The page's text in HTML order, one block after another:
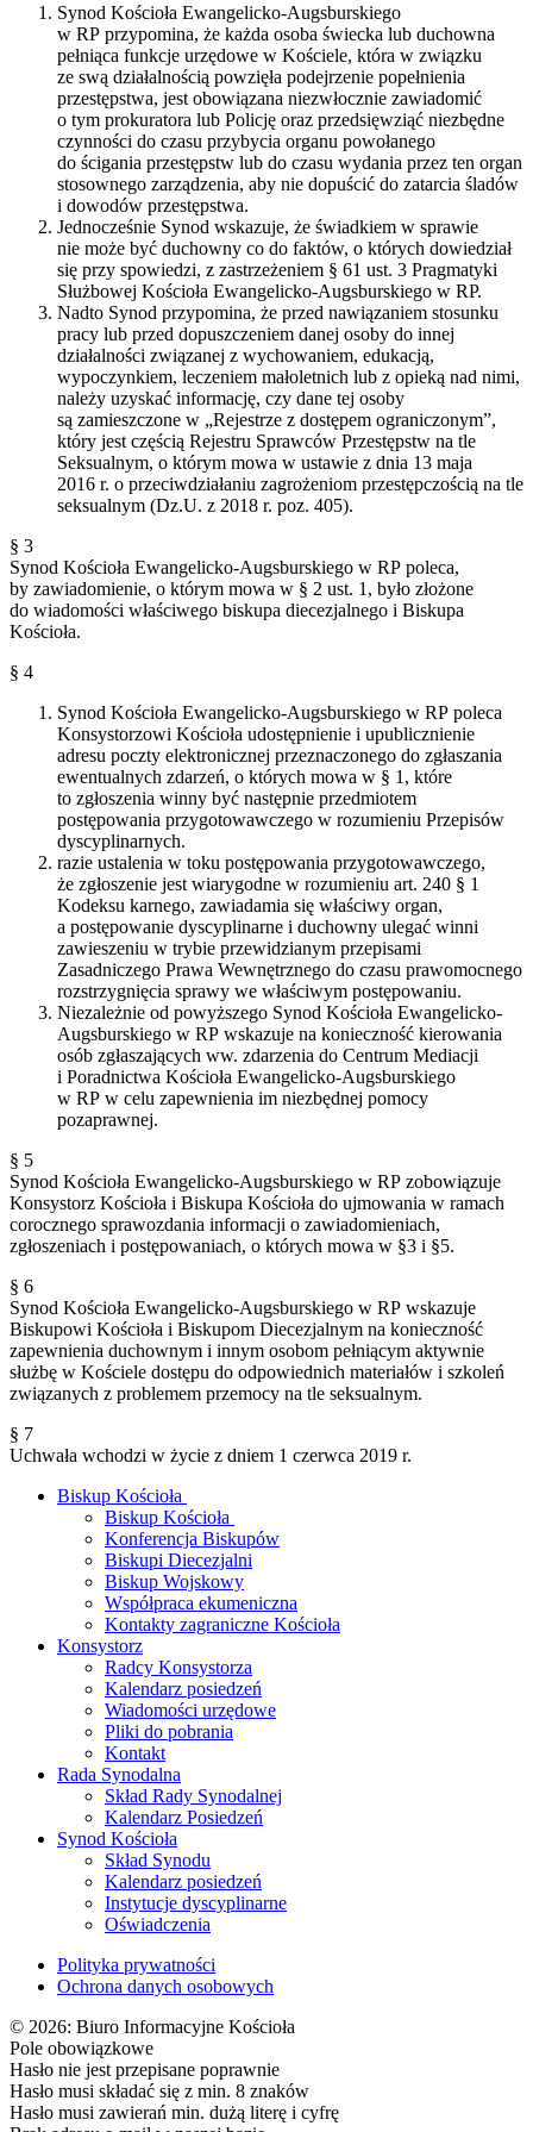
Synod Kościoła Ewangelicko-Augsburskiego
w RP przypomina, że każda osoba świecka lub duchowna
pełniąca funkcje urzędowe w Kościele, która w związku
ze swą działalnością powzięła podejrzenie popełnienia
przestępstwa, jest obowiązana niezwłocznie zawiadomić
o tym prokuratora lub Policję oraz przedsięwziąć niezbędne
czynności do czasu przybycia organu powołanego
do ścigania przestępstw lub do czasu wydania przez ten organ
stosownego zarządzenia, aby nie dopuścić do zatarcia śladów
i dowodów przestępstwa.
Jednocześnie Synod wskazuje, że świadkiem w sprawie
nie może być duchowny co do faktów, o których dowiedział
się przy spowiedzi, z zastrzeżeniem § 61 ust. 3 Pragmatyki
Służbowej Kościoła Ewangelicko-Augsburskiego w RP.
Nadto Synod przypomina, że przed nawiązaniem stosunku
pracy lub przed dopuszczeniem danej osoby do innej
działalności związanej z wychowaniem, edukacją,
wypoczynkiem, leczeniem małoletnich lub z opieką nad nimi,
należy uzyskać informację, czy dane tej osoby
są zamieszczone w „Rejestrze z dostępem ograniczonym”,
który jest częścią Rejestru Sprawców Przestępstw na tle
Seksualnym, o którym mowa w ustawie z dnia 13 maja
2016 r. o przeciwdziałaniu zagrożeniom przestępczością na tle
seksualnym (Dz.U. z 2018 r. poz. 405).
§ 3
Synod Kościoła Ewangelicko-Augsburskiego w RP poleca,
by zawiadomienie, o którym mowa w § 2 ust. 1, było złożone
do wiadomości właściwego biskupa diecezjalnego i Biskupa
Kościoła.
§ 4
Synod Kościoła Ewangelicko-Augsburskiego w RP poleca
Konsystorzowi Kościoła udostępnienie i upublicznienie
adresu poczty elektronicznej przeznaczonego do zgłaszania
ewentualnych zdarzeń, o których mowa w § 1, które
to zgłoszenia winny być następnie przedmiotem
postępowania przygotowawczego w rozumieniu Przepisów
dyscyplinarnych.
razie ustalenia w toku postępowania przygotowawczego,
że zgłoszenie jest wiarygodne w rozumieniu art. 240 § 1
Kodeksu karnego, zawiadamia się właściwy organ,
a postępowanie dyscyplinarne i duchowny ulegać winni
zawieszeniu w trybie przewidzianym przepisami
Zasadniczego Prawa Wewnętrznego do czasu prawomocnego
rozstrzygnięcia sprawy we właściwym postępowaniu.
Niezależnie od powyższego Synod Kościoła Ewangelicko-
Augsburskiego w RP wskazuje na konieczność kierowania
osób zgłaszających ww. zdarzenia do Centrum Mediacji
i Poradnictwa Kościoła Ewangelicko-Augsburskiego
w RP w celu zapewnienia im niezbędnej pomocy
pozaprawnej.
§ 5
Synod Kościoła Ewangelicko-Augsburskiego w RP zobowiązuje
Konsystorz Kościoła i Biskupa Kościoła do ujmowania w ramach
corocznego sprawozdania informacji o zawiadomieniach,
zgłoszeniach i postępowaniach, o których mowa w §3 i §5.
§ 6
Synod Kościoła Ewangelicko-Augsburskiego w RP wskazuje
Biskupowi Kościoła i Biskupom Diecezjalnym na konieczność
zapewnienia duchownym i innym osobom pełniącym aktywnie
służbę w Kościele dostępu do odpowiednich materiałów i szkoleń
związanych z problemem przemocy na tle seksualnym.
§ 7
Uchwała wchodzi w życie z dniem 1 czerwca 2019 r.
Biskup Kościoła
Biskup Kościoła
Konferencja Biskupów
Biskupi Diecezjalni
Biskup Wojskowy
Współpraca ekumeniczna
Kontakty zagraniczne Kościoła
Konsystorz
Radcy Konsystorza
Kalendarz posiedzeń
Wiadomości urzędowe
Pliki do pobrania
Kontakt
Rada Synodalna
Skład Rady Synodalnej
Kalendarz Posiedzeń
Synod Kościoła
Skład Synodu
Kalendarz posiedzeń
Instytucje dyscyplinarne
Oświadczenia
Polityka prywatności
Ochrona danych osobowych
© 2026: Biuro Informacyjne Kościoła
Pole obowiązkowe
Hasło nie jest przepisane poprawnie
Hasło musi składać się z min. 8 znaków
Hasło musi zawierań min. dużą literę i cyfrę